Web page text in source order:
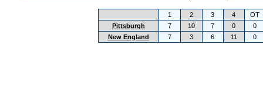
1 2 3 4
OT
Pittsburgh
7 10 7 0
0
New England
7 3 6 11 0